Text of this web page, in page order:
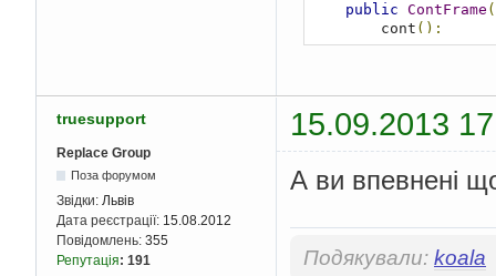
public ContFrame
        cont
();
        setLayout
(new
        pack
();
cont
        contTitle
.
truesupport 15.09.2013
Replace Group
Поза форумом
Звідки: Львів
Дата реєстрації: 15.08.2012
Повідомлень: 355
Репутація: 191
А ви впевнені
Подякували: koala